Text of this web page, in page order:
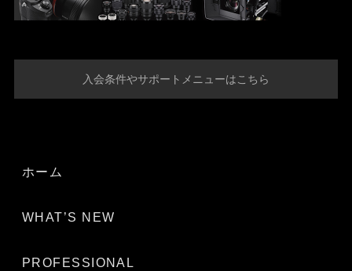
入会条件やサポートメニューはこちら
ホーム
WHAT’S NEW
PROFESSIONAL